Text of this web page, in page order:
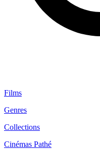
Films
Genres
Collections
Cinémas Pathé